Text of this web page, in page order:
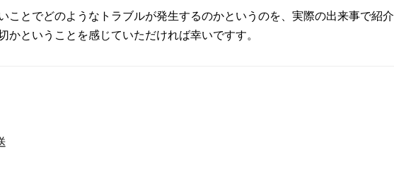
ことでどのようなトラブルが発生するのかというのを、実際の出来事で紹介
かということを感じていただければ幸いですす。